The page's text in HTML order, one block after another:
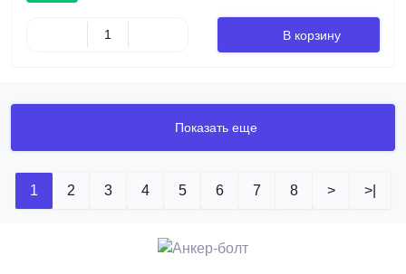
В корзину
Показать еще
1 2 3 4 5 6 7 8 > >|